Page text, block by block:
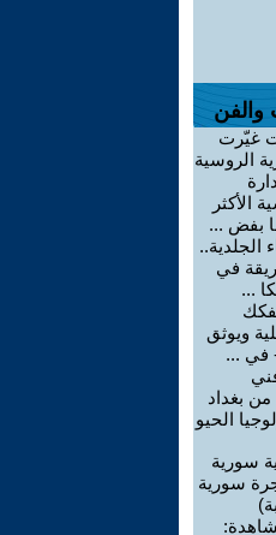
والفن
غيّرت
الروسية
الأكثر
بفض ...
الجلدية..
في
...
ويوثق
في ...
بغداد
الحيو
سورية
سورية